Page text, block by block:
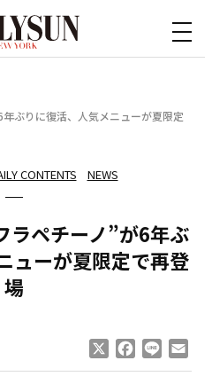
ぶりに復活、人気メニューが夏限定
CONTENTS NEWS
ラペチーノ”が6年ぶ
ューが夏限定で再登
場
Facebook
Line